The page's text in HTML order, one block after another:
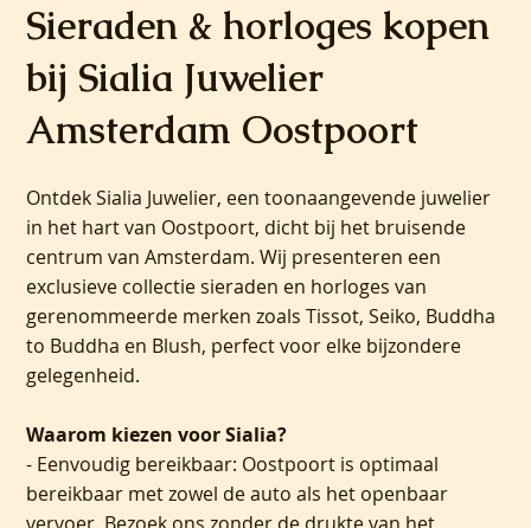
Sieraden & horloges kopen
bij Sialia Juwelier
Amsterdam Oostpoort
Ontdek Sialia Juwelier, een toonaangevende juwelier
in het hart van Oostpoort, dicht bij het bruisende
centrum van Amsterdam. Wij presenteren een
exclusieve collectie sieraden en horloges van
gerenommeerde merken zoals Tissot, Seiko, Buddha
to Buddha en Blush, perfect voor elke bijzondere
gelegenheid.
Waarom kiezen voor Sialia?
- Eenvoudig bereikbaar: Oostpoort is optimaal
bereikbaar met zowel de auto als het openbaar